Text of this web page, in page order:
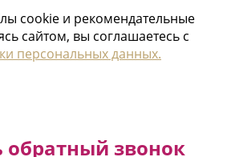
cookie и рекомендательные
сайтом, вы соглашаетесь с
персональных данных.
обратный звонок